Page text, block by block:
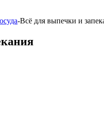
-Всё для выпечки и